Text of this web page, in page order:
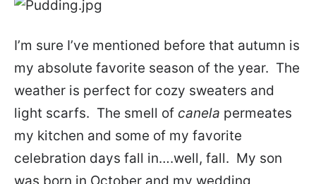
I’m sure I’ve mentioned before that autumn is
my absolute favorite season of the year. The
weather is perfect for cozy sweaters and
light scarfs. The smell of canela permeates
my kitchen and some of my favorite
celebration days fall in….well, fall. My son